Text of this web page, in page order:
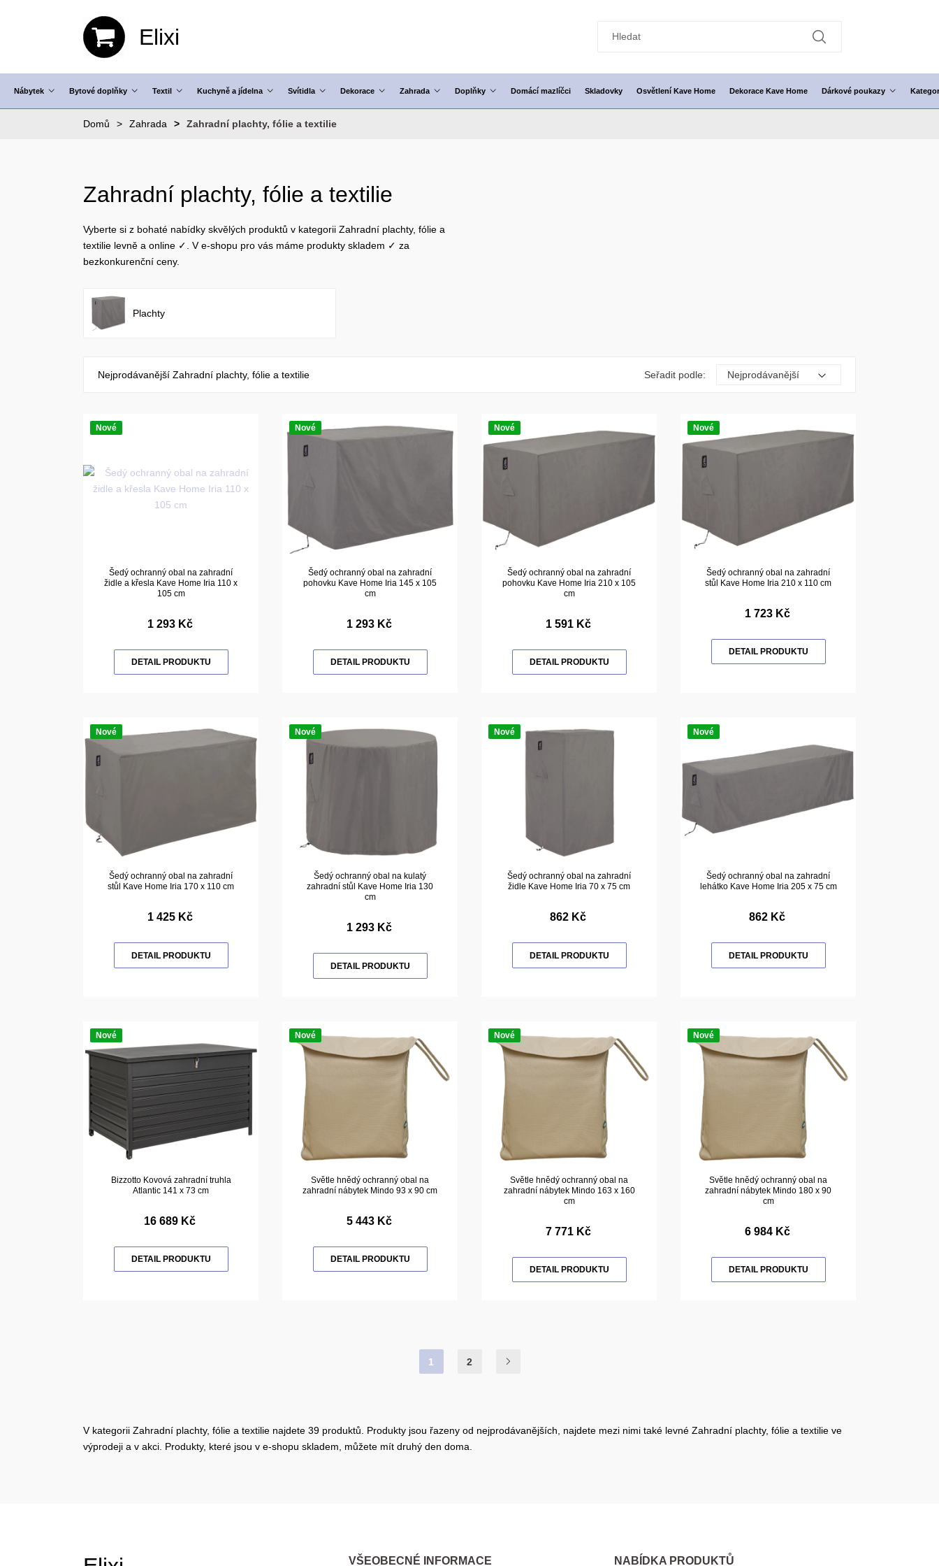
Elixi
Nábytek Bytové doplňky Textil Kuchyně a jídelna Svítidla Dekorace Zahrada Doplňky Domácí mazlíčci Skladovky Osvětlení Kave Home Dekorace Kave Home Dárkové poukazy
Domů Zahrada Zahradní plachty, fólie a textilie
Zahradní plachty, fólie a textilie
Vyberte si z bohaté nabídky skvělých produktů v kategorii Zahradní plachty, fólie a
textilie levně a online ✓. V e-shopu pro vás máme produkty skladem ✓ za
bezkonkurenční ceny.
Plachty
Nejprodávanější Zahradní plachty, fólie a textilie Seřadit podle:
Nové
Šedý ochranný obal na zahradní
židle a křesla Kave Home Iria 110 x
105 cm
1 293 Kč
DETAIL PRODUKTU
Nové
Šedý ochranný obal na zahradní
pohovku Kave Home Iria 145 x 105
cm
1 293 Kč
DETAIL PRODUKTU
Nové
Šedý ochranný obal na zahradní
pohovku Kave Home Iria 210 x 105
cm
1 591 Kč
DETAIL PRODUKTU
Nové
Šedý ochranný obal na zahradní
stůl Kave Home Iria 210 x 110 cm
1 723 Kč
DETAIL PRODUKTU
Nové
Šedý ochranný obal na zahradní
stůl Kave Home Iria 170 x 110 cm
1 425 Kč
DETAIL PRODUKTU
Nové
Šedý ochranný obal na kulatý
zahradní stůl Kave Home Iria 130
cm
1 293 Kč
DETAIL PRODUKTU
Nové
Šedý ochranný obal na zahradní
židle Kave Home Iria 70 x 75 cm
862 Kč
DETAIL PRODUKTU
Nové
Šedý ochranný obal na zahradní
lehátko Kave Home Iria 205 x 75 cm
862 Kč
DETAIL PRODUKTU
Nové
Bizzotto Kovová zahradní truhla
Atlantic 141 x 73 cm
16 689 Kč
DETAIL PRODUKTU
Nové
Světle hnědý ochranný obal na
zahradní nábytek Mindo 93 x 90 cm
5 443 Kč
DETAIL PRODUKTU
Nové
Světle hnědý ochranný obal na
zahradní nábytek Mindo 163 x 160
cm
7 771 Kč
DETAIL PRODUKTU
Nové
Světle hnědý ochranný obal na
zahradní nábytek Mindo 180 x 90
cm
6 984 Kč
DETAIL PRODUKTU
1 2
V kategorii Zahradní plachty, fólie a textilie najdete 39 produktů. Produkty jsou řazeny od nejprodávanějších, najdete mezi nimi také levné Zahradní plachty, fólie a textilie ve
výprodeji a v akci. Produkty, které jsou v e-shopu skladem, můžete mít druhý den doma.
VŠEOBECNÉ INFORMACE NABÍDKA PRODUKTŮ